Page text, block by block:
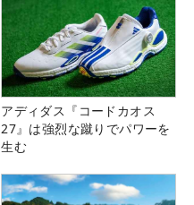
アディダス『コードカオス
27』は強烈な蹴りでパワーを
生む